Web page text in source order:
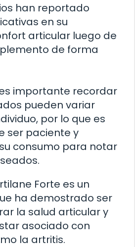
han reportado
en su
articular luego de
de forma
importante recordar
pueden variar
por lo que es
ser paciente y
consumo para notar
Forte es un
ha demostrado ser
la salud articular y
asociado con
la artritis.